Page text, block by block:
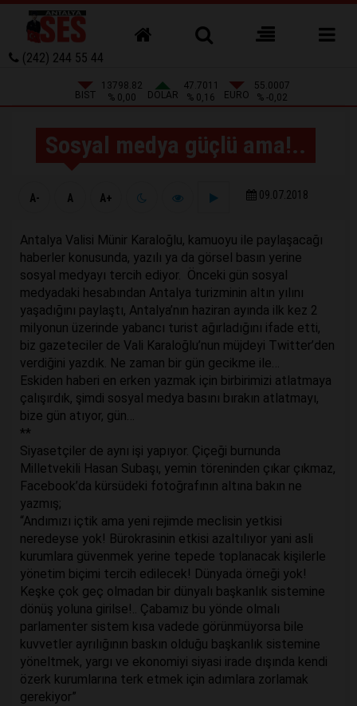
(242) 244 55 44
BIST
13798.82
% 0,00
DOLAR
47.7011
% 0,16
EURO
55.0007
% -0,02
Sosyal medya güçlü ama!..
A- A A+ 09.07.2018
Antalya Valisi Münir Karaloğlu, kamuoyu ile paylaşacağı
haberler konusunda, yazılı ya da görsel basın yerine
sosyal medyayı tercih ediyor. Önceki gün sosyal
medyadaki hesabından Antalya turizminin altın yılını
yaşadığını paylaştı, Antalya’nın haziran ayında ilk kez 2
milyonun üzerinde yabancı turist ağırladığını ifade etti,
biz gazeteciler de Vali Karaloğlu’nun müjdeyi Twitter’den
verdiğini yazdık. Ne zaman bir gün gecikme ile…
Eskiden haberi en erken yazmak için birbirimizi atlatmaya
çalışırdık, şimdi sosyal medya basını bırakın atlatmayı,
bize gün atıyor, gün…
**
Siyasetçiler de aynı işi yapıyor. Çiçeği burnunda
Milletvekili Hasan Subaşı, yemin töreninden çıkar çıkmaz,
Facebook’da kürsüdeki fotoğrafının altına bakın ne
yazmış;
“Andımızı içtik ama yeni rejimde meclisin yetkisi
neredeyse yok! Bürokrasinin etkisi azaltılıyor yani asli
kurumlara güvenmek yerine tepede toplanacak kişilerle
yönetim biçimi tercih edilecek! Dünyada örneği yok!
Keşke çok geç olmadan bir dünyalı başkanlık sistemine
dönüş yoluna girilse!.. Çabamız bu yönde olmalı
parlamenter sistem kısa vadede görünmüyorsa bile
kuvvetler ayrılığının baskın olduğu başkanlık sistemine
yöneltmek, yargı ve ekonomiyi siyasi irade dışında kendi
özerk kurumlarına terk etmek için adımlara zorlamak
gerekiyor”